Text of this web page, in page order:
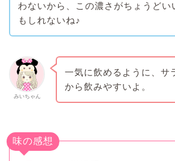
わないから、この濃さがちょうどい
もしれないね♪
みいちゃん
一気に飲めるように、サ
から飲みやすいよ。
味の感想